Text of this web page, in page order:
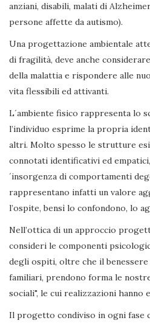
anziani, disabili, malati di
persone affette da autismo).
Una progettazione ambientale
di fragilità, deve anche
della malattia e rispondere alle
vita flessibili ed attivanti.
L´ambiente fisico rappresenta lo
l’individuo esprime la propria
altri. Molto spesso le strutture
connotati identificativi ed
´insorgenza di comportamenti
rappresentano infatti un valore
l’ospite, bensì lo confondono, lo
Nell’ottica di un approccio
consideri le componenti
degli ospiti, oltre che il
familiari, prendono forma le
sociali", le cui realizzazioni
Il progetto condiviso in ogni fase